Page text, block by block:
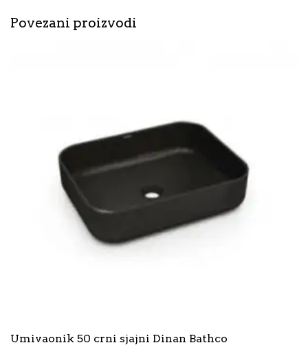
Povezani proizvodi
Umivaonik 50 crni sjajni Dinan Bathco